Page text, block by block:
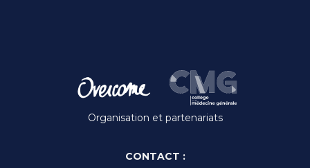
Organisation et partenariats
CONTACT :